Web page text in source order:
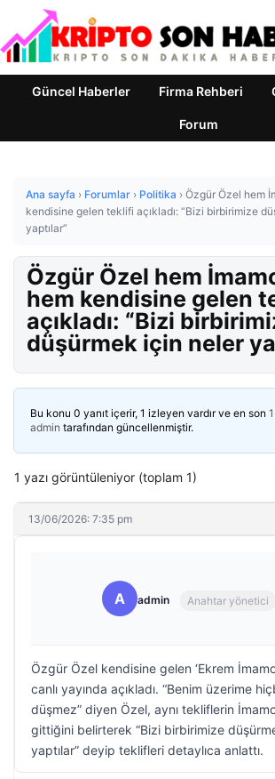
Güncel Haberler Firma Rehberi
Forum
Ana sayfa › Forumlar › Politika › Özgür Özel hem
kendisine gelen teklifi açıkladı: “Bizi birbirimize
yaptılar”
Özgür Özel hem
hem kendisine gelen
açıkladı: “Bizi
düşürmek için neler
Bu konu 0 yanıt içerir, 1 izleyen vardır ve en son
admin tarafından güncellenmiştir.
1 yazı görüntüleniyor (toplam 1)
13/06/2026: 7:35 pm
A admin Anahtar yönetici
Özgür Özel kendisine gelen ‘Ekrem
canlı yayında açıkladı. “Benim üzerime
düşmez” diyen Özel, aynı tekliflerin
gittiğini belirterek “Bizi birbirimize
yaptılar” deyip teklifleri detaylıca anlattı.